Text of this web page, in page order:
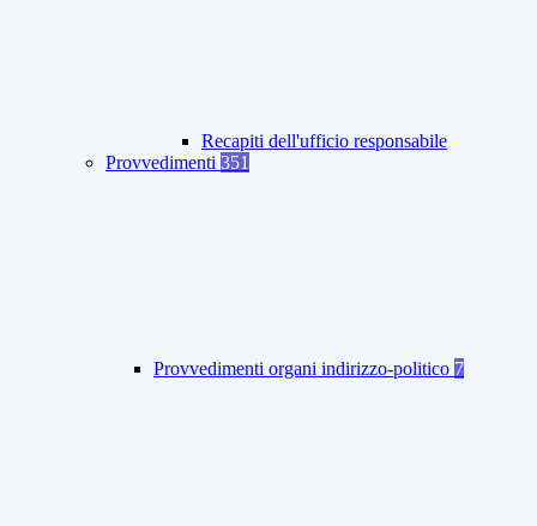
Recapiti dell'ufficio responsabile
Provvedimenti 351
Provvedimenti organi indirizzo-politico 7